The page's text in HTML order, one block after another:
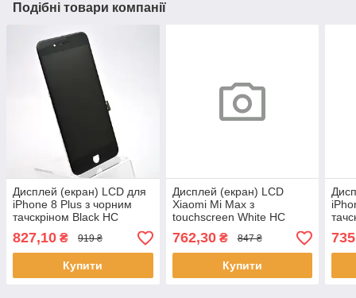
Подібні товари компанії
Дисплей (екран) LCD для
iPhone 8 Plus з чорним
тачскріном Black HC
827,10 ₴ 919 ₴
Купити
Дисплей (екран) LCD
Xiaomi Mi Max з
touchscreen White HC
762,30₴ 847 ₴
Купити